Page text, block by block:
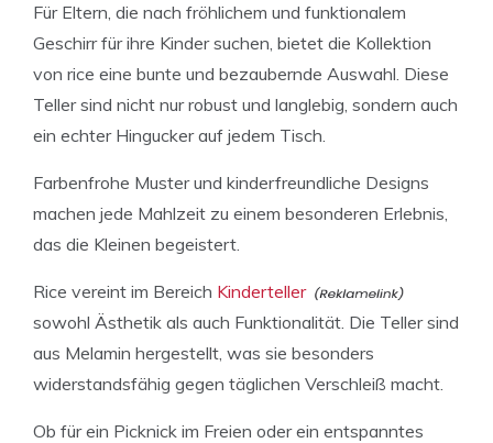
Für Eltern, die nach fröhlichem und funktionalem
Geschirr für ihre Kinder suchen, bietet die Kollektion
von rice eine bunte und bezaubernde Auswahl. Diese
Teller sind nicht nur robust und langlebig, sondern auch
ein echter Hingucker auf jedem Tisch.
Farbenfrohe Muster und kinderfreundliche Designs
machen jede Mahlzeit zu einem besonderen Erlebnis,
das die Kleinen begeistert.
Rice vereint im Bereich Kinderteller
sowohl Ästhetik als auch Funktionalität. Die Teller sind
aus Melamin hergestellt, was sie besonders
widerstandsfähig gegen täglichen Verschleiß macht.
Ob für ein Picknick im Freien oder ein entspanntes